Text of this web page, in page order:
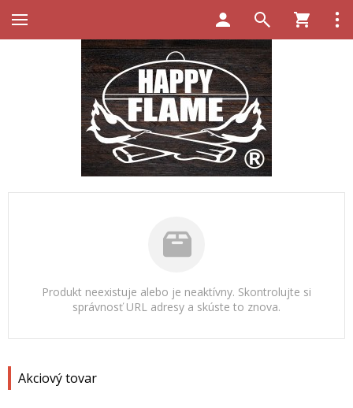
Akciový tovar
Produkt neexistuje alebo je neaktívny. Skontrolujte si
správnosť URL adresy a skúste to znova.